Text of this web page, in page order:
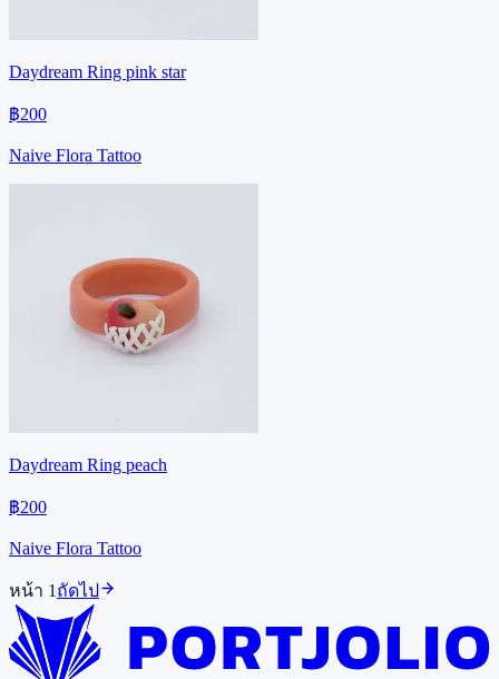
Daydream Ring pink star
฿200
Naive Flora Tattoo
Daydream Ring peach
฿200
Naive Flora Tattoo
หน้า 1 ถัดไป